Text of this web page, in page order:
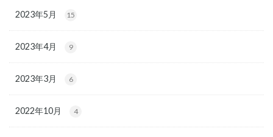
2023年5月 15
2023年4月 9
2023年3月 6
2022年10月 4